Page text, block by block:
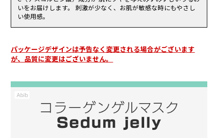
いをお届けします。 刺激が少なく、お肌が敏感な時にもやさし
い使用感。
パッケージデザインは予告なく変更される場合がございます
が、品質に変更はございません。